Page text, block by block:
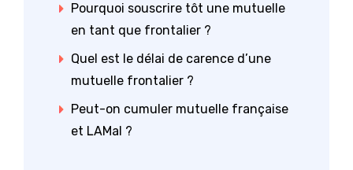
Pourquoi souscrire tôt une mutuelle
en tant que frontalier ?
Quel est le délai de carence d’une
mutuelle frontalier ?
Peut-on cumuler mutuelle française
et LAMal ?